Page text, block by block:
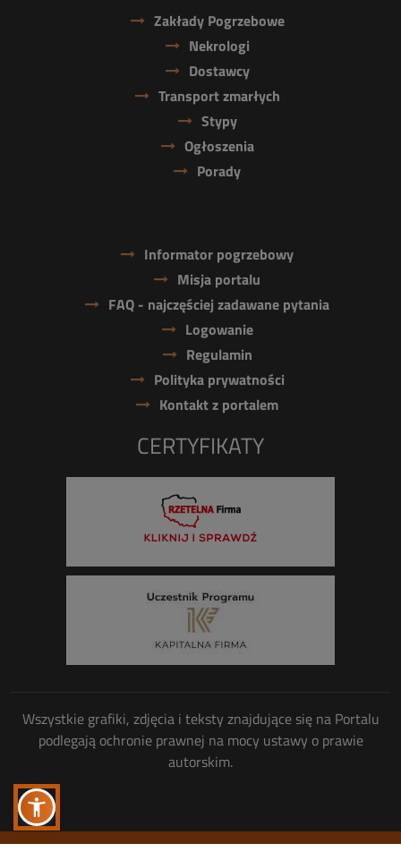
Zakłady Pogrzebowe
Nekrologi
Dostawcy
Transport zmarłych
Stypy
Ogłoszenia
Porady
Informator pogrzebowy
Misja portalu
FAQ - najczęściej zadawane pytania
Logowanie
Regulamin
Polityka prywatności
Kontakt z portalem
CERTYFIKATY
Wszystkie grafiki, zdjęcia i teksty znajdujące się na Portalu
podlegają ochronie prawnej na mocy ustawy o prawie
autorskim.